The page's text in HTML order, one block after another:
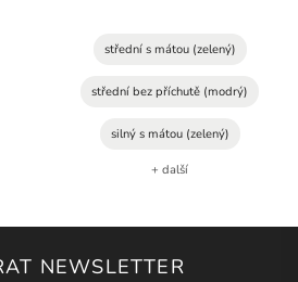
střední s mátou (zelený)
střední bez příchutě (modrý)
silný s mátou (zelený)
+ další
NEWSLETTER